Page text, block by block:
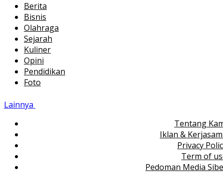
Berita
Bisnis
Olahraga
Sejarah
Kuliner
Opini
Pendidikan
Foto
Lainnya
Tentang
Iklan &
Privacy
Term of
Pedoman Media